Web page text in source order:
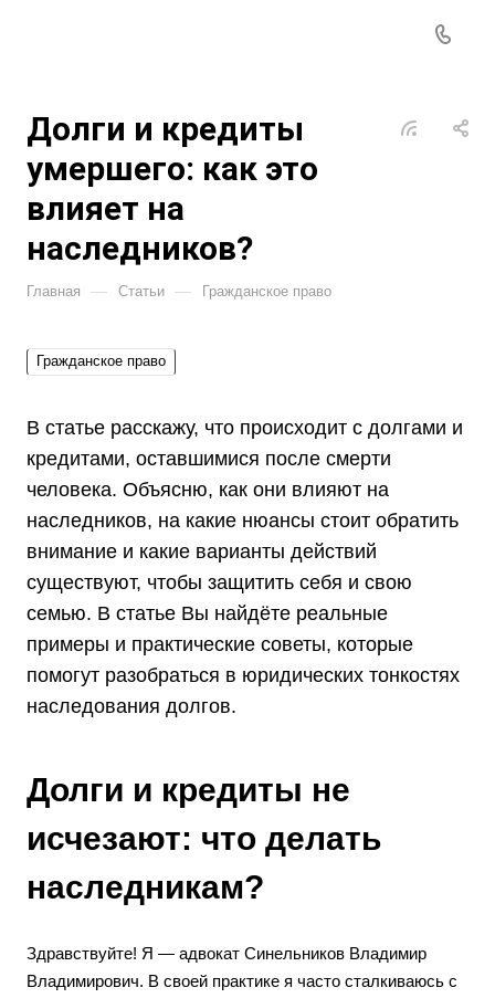
Долги и кредиты
умершего: как это
влияет на
наследников?
Главная — Статьи — Гражданское право
Гражданское право
В статье расскажу, что происходит с долгами и
кредитами, оставшимися после смерти
человека. Объясню, как они влияют на
наследников, на какие нюансы стоит обратить
внимание и какие варианты действий
существуют, чтобы защитить себя и свою
семью. В статье Вы найдёте реальные
примеры и практические советы, которые
помогут разобраться в юридических тонкостях
наследования долгов.
Долги и кредиты не
исчезают: что делать
наследникам?
Здравствуйте! Я — адвокат Синельников Владимир
Владимирович. В своей практике я часто сталкиваюсь с